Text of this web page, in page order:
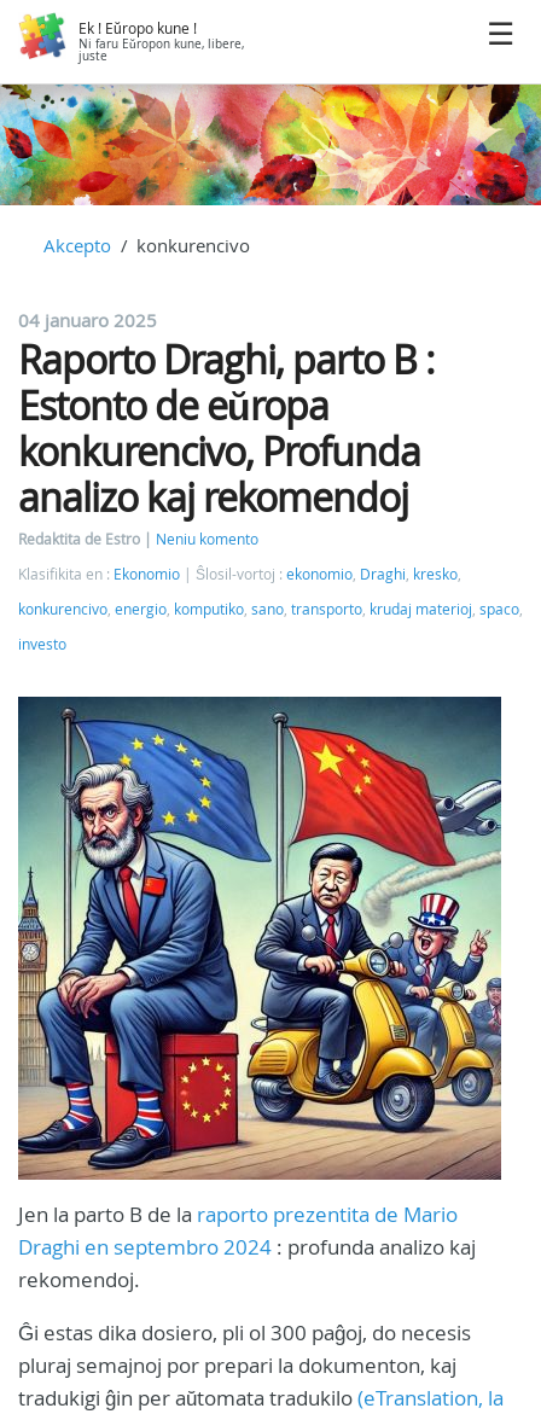
Ek ! Eŭropo kune !
Ni faru Eŭropon kune, libere,
juste
Akcepto konkurencivo
04 januaro 2025
Raporto Draghi, parto B :
Estonto de eŭropa
konkurencivo, Profunda
analizo kaj rekomendoj
Redaktita de Estro
Neniu komento
Klasifikita en : Ekonomio Ŝlosil-vortoj : ekonomio Draghi kresko
konkurencivo energio komputiko sano transporto krudaj materioj spaco
investo
Jen la parto B de la raporto prezentita de Mario
Draghi en septembro 2024 : profunda analizo kaj
rekomendoj.
Ĝi estas dika dosiero, pli ol 300 paĝoj, do necesis
pluraj semajnoj por prepari la dokumenton, kaj
tradukigi ĝin per aŭtomata tradukilo(eTranslation, la